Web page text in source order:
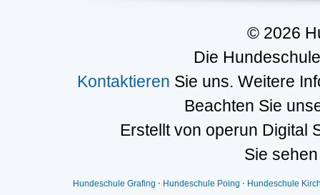
© 2026
Die
Kontaktieren Sie uns. Weitere
Beachten Sie
Erstellt von operun Digital
Sie
Hundeschule Grafing ⋅ Hundeschule Poing ⋅ Hundeschule